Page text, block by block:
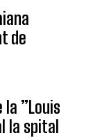
de
”Louis
la spital